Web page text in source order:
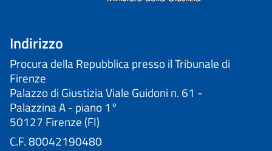
Indirizzo
Procura della Repubblica presso il Tribunale di
Firenze
Palazzo di Giustizia Viale Guidoni n. 61 -
Palazzina A - piano 1°
50127 Firenze (FI)
C.F. 80042190480